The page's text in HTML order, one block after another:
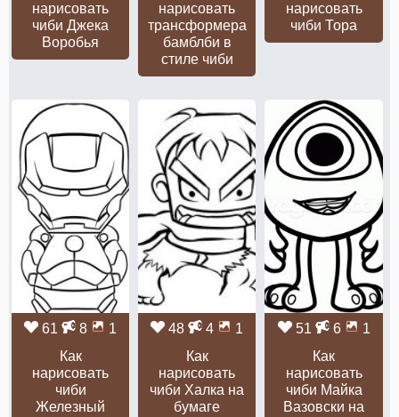
нарисовать
чиби Джека
Воробья
нарисовать
трансформера
бамблби в
стиле чиби
нарисовать
чиби Тора
61 8
1
Как
нарисовать
чиби
Железный
48 4
1
Как
нарисовать
чиби Халка на
бумаге
51 6
1
Как
нарисовать
чиби Майка
Вазовски на